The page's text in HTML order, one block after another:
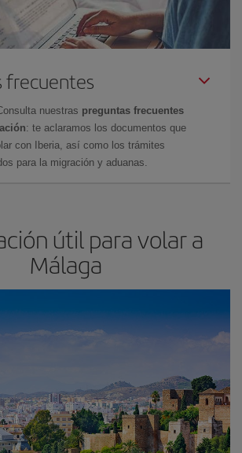
frecuentes
nuestras preguntas frecuentes
: te aclaramos los documentos que
con Iberia, así como los trámites
para la migración y aduanas.
útil para volar a
Málaga